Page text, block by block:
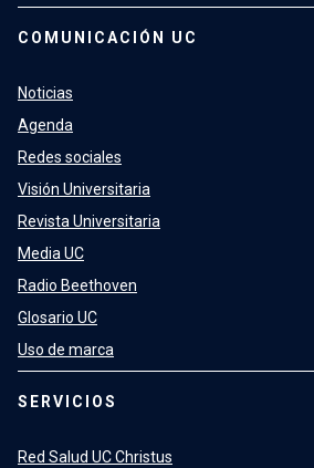
COMUNICACIÓN UC
Noticias
Agenda
Redes sociales
Visión Universitaria
Revista Universitaria
Media UC
Radio Beethoven
Glosario UC
Uso de marca
SERVICIOS
Red Salud UC Christus